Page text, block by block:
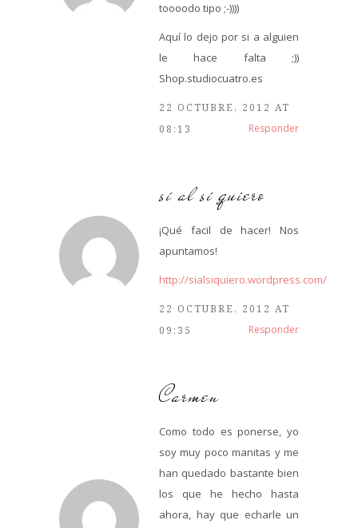
toooodo tipo ;-))))
Aquí lo dejo por si a alguien
le hace falta ;))
Shop.studiocuatro.es
22 OCTUBRE, 2012 AT
08:13
Responder
sí al sí quiero
¡Qué facil de hacer! Nos
apuntamos!
http://sialsiquiero.wordpress.com/
22 OCTUBRE, 2012 AT
09:35
Responder
Carmen
Como todo es ponerse, yo
soy muy poco manitas y me
han quedado bastante bien
los que he hecho hasta
ahora, hay que echarle un